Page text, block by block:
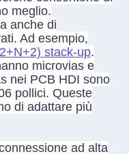
meglio.
anche di
Ad esempio,
stack-up.
microvias e
nei PCB HDI sono
pollici. Queste
di adattare più
ad alta